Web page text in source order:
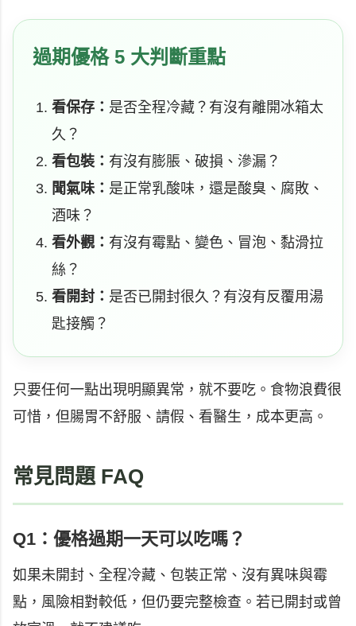
過期優格 5 大判斷重點
看保存： 是否全程冷藏？有沒有離開冰箱太
久？
看包裝： 有沒有膨脹、破損、滲漏？
聞氣味： 是正常乳酸味，還是酸臭、腐敗、
酒味？
看外觀： 有沒有霉點、變色、冒泡、黏滑拉
絲？
看開封： 是否已開封很久？有沒有反覆用湯
匙接觸？
只要任何一點出現明顯異常，就不要吃。食物浪費很
可惜，但腸胃不舒服、請假、看醫生，成本更高。
常見問題 FAQ
Q1：優格過期一天可以吃嗎？
如果未開封、全程冷藏、包裝正常、沒有異味與霉
點，風險相對較低，但仍要完整檢查。若已開封或曾